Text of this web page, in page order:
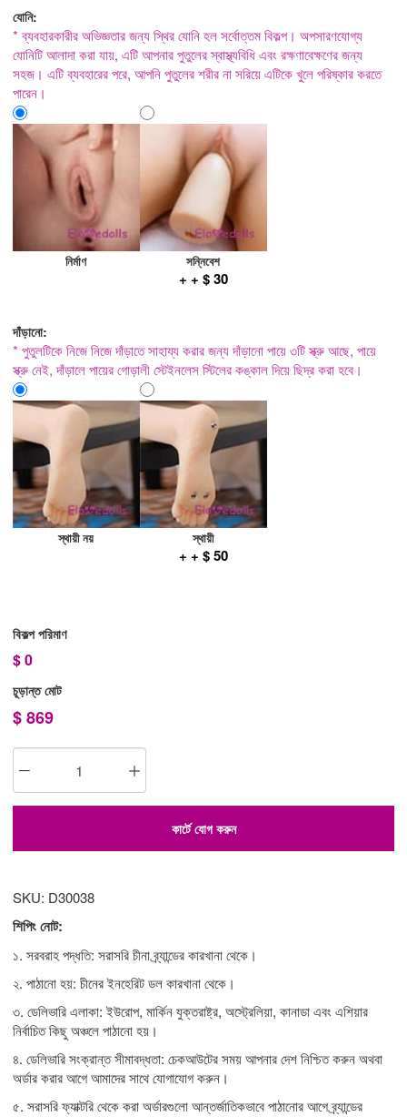
যোনি:
* ব্যবহারকারীর অভিজ্ঞতার জন্য স্থির যোনি হল সর্বোত্তম বিকল্প। অপসারণযোগ্য
যোনিটি আলাদা করা যায়, এটি আপনার পুতুলের স্বাস্থ্যবিধি এবং রক্ষণাবেক্ষণের জন্য
সহজ। এটি ব্যবহারের পরে, আপনি পুতুলের শরীর না সরিয়ে এটিকে খুলে পরিষ্কার করতে
পারেন।
নির্মাণ সন্নিবেশ
+ + $ 30
দাঁড়ানো:
* পুতুলটিকে নিজে নিজে দাঁড়াতে সাহায্য করার জন্য দাঁড়ানো পায়ে ৩টি স্ক্রু আছে, পায়ে
স্ক্রু নেই, দাঁড়ালে পায়ের গোড়ালী স্টেইনলেস স্টিলের কঙ্কাল দিয়ে ছিদ্র করা হবে।
স্থায়ী নয় স্থায়ী
+ + $ 50
বিকল্প পরিমাণ
$0
চূড়ান্ত মোট
$869
কার্টে যোগ করুন
SKU: D30038
শিপিং নোট:
১. সরবরাহ পদ্ধতি: সরাসরি চীনা ব্র্যান্ডের কারখানা থেকে।
২. পাঠানো হয়: চীনের ইনহেরিট ডল কারখানা থেকে।
৩. ডেলিভারি এলাকা: ইউরোপ, মার্কিন যুক্তরাষ্ট্র, অস্ট্রেলিয়া, কানাডা এবং এশিয়ার
নির্বাচিত কিছু অঞ্চলে পাঠানো হয়।
৪. ডেলিভারি সংক্রান্ত সীমাবদ্ধতা: চেকআউটের সময় আপনার দেশ নিশ্চিত করুন অথবা
অর্ডার করার আগে আমাদের সাথে যোগাযোগ করুন।
৫. সরাসরি ফ্যাক্টরি থেকে করা অর্ডারগুলো আন্তর্জাতিকভাবে পাঠানোর আগে ব্র্যান্ডের